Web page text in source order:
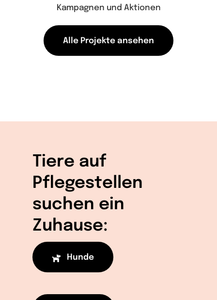
Kampagnen und Aktionen
Alle Projekte ansehen
Tiere auf
Pflegestellen
suchen ein
Zuhause:
Hunde